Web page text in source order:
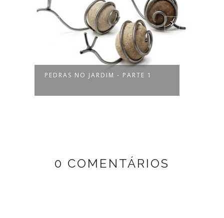
PEDRAS NO JARDIM - PARTE 1
0 COMENTÁRIOS